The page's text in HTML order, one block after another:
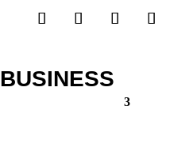
BUSINESS